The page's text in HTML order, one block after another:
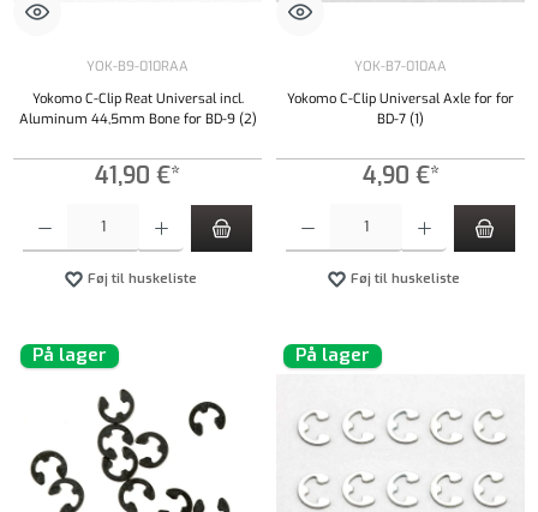
YOK-B9-010RAA
Yokomo C-Clip Reat Universal incl.
Aluminum 44,5mm Bone for BD-9 (2)
41,90 €*
Føj til huskeliste
YOK-B7-010AA
Yokomo C-Clip Universal Axle for for
BD-7 (1)
4,90 €*
Føj til huskeliste
På lager På lager